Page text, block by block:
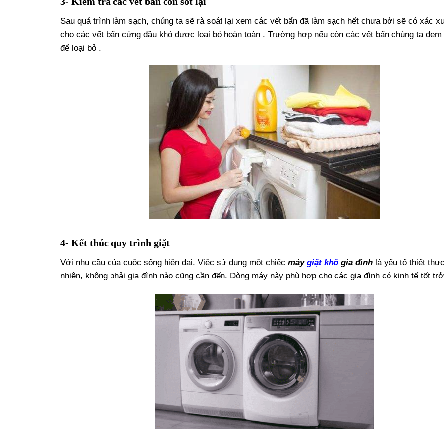
Sau quá trình làm sạch, chúng ta sẽ rà soát lại xem các vết bẩn đã làm sạch hết chưa bởi sẽ có xác
cho các vết bẩn cứng đầu khó được loại bỏ hoàn toàn . Trường hợp nếu còn các vết bẩn chúng ta
để loại bỏ .
4- Kết thúc quy trình giặt
Với nhu cầu của cuộc sống hiện đại. Việc sử dụng một chiếc máy giặt khô gia đình là yếu tố thiết
nhiên, không phải gia đình nào cũng cần đến. Dòng máy này phù hợp cho các gia đình có kinh tế tốt